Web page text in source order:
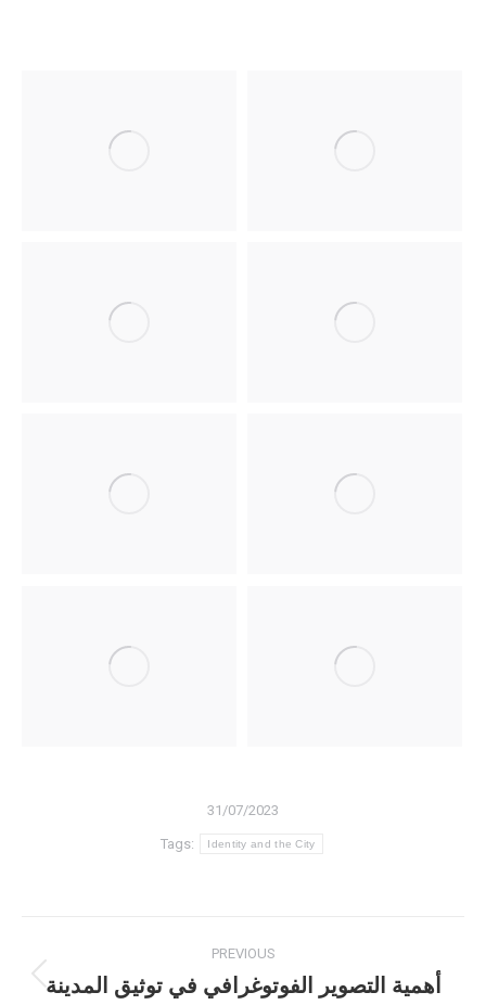
31/07/2023
Tags: Identity and the City
navigation
PREVIOUS
Previous
أهمية التصوير الفوتوغرافي في توثيق المدينة